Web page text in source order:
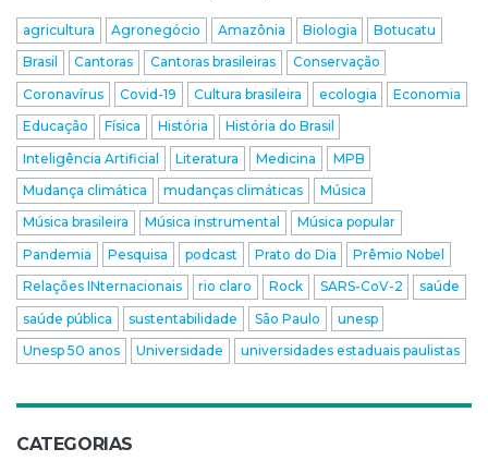
agricultura Agronegócio Amazônia Biologia
Botucatu
Brasil
Cantoras Cantoras brasileiras
Conservação
Coronavírus
Covid-19 Cultura brasileira ecologia
Economia
Educação
Física História
História do Brasil
Inteligência Artificial
Literatura Medicina
MPB
Mudança climática
mudanças climáticas
Música
Música brasileira
Música instrumental
Música popular
Pandemia
Pesquisa podcast Prato do Dia
Prêmio Nobel
Relações INternacionais
rio claro Rock SARS-CoV-2
saúde
saúde pública
sustentabilidade São Paulo
unesp
Unesp 50 anos
Universidade universidades estaduais paulistas
CATEGORIAS